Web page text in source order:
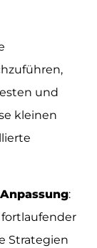
und
kleinen
:
Strategien